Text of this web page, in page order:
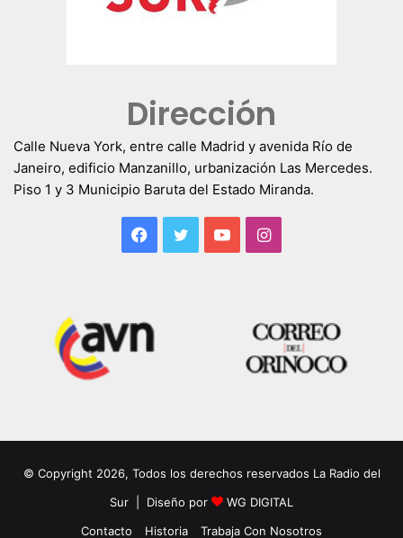
Dirección
Calle Nueva York, entre calle Madrid y avenida Río de
Janeiro, edificio Manzanillo, urbanización Las Mercedes.
Piso 1 y 3 Municipio Baruta del Estado Miranda.
Facebook
TwitterYouTubeInstagram
© Copyright 2026, Todos los derechos reservados La Radio del
Sur | Diseño por
WG DIGITAL
Contacto
Historia Trabaja Con Nosotros